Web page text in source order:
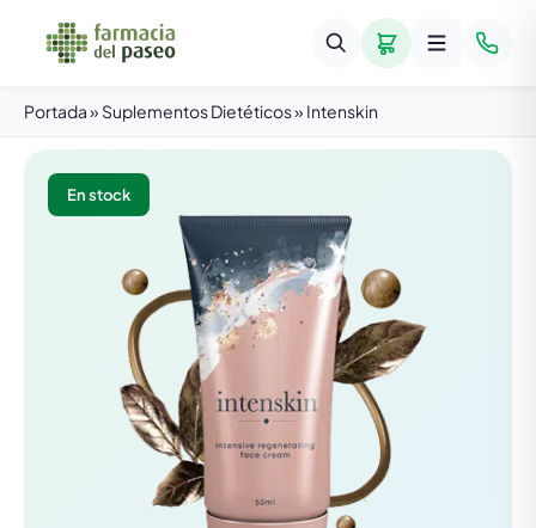
Portada» Suplementos Dietéticos» Intenskin
En stock